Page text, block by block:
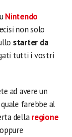
Nintendo
non solo
starter da
tutti i vostri
ad avere un
farebbe al
dellaregione